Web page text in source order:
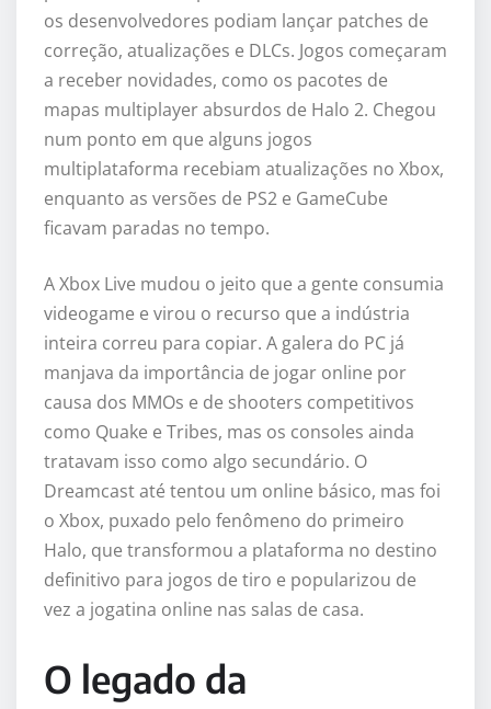
os desenvolvedores podiam lançar patches de
correção, atualizações e DLCs. Jogos começaram
a receber novidades, como os pacotes de
mapas multiplayer absurdos de Halo 2. Chegou
num ponto em que alguns jogos
multiplataforma recebiam atualizações no Xbox,
enquanto as versões de PS2 e GameCube
ficavam paradas no tempo.
A Xbox Live mudou o jeito que a gente consumia
videogame e virou o recurso que a indústria
inteira correu para copiar. A galera do PC já
manjava da importância de jogar online por
causa dos MMOs e de shooters competitivos
como Quake e Tribes, mas os consoles ainda
tratavam isso como algo secundário. O
Dreamcast até tentou um online básico, mas foi
o Xbox, puxado pelo fenômeno do primeiro
Halo, que transformou a plataforma no destino
definitivo para jogos de tiro e popularizou de
vez a jogatina online nas salas de casa.
O legado da